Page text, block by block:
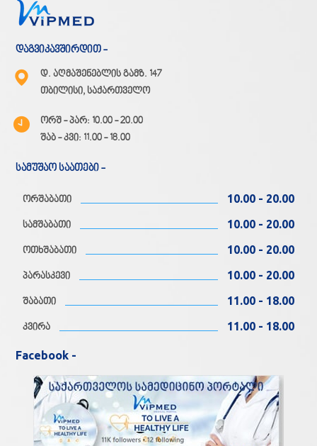
დაგვიკავშირდით -
დ. აღმაშენებლის გამზ. 147
თბილისი, საქართველო
ორშ - პარ: 10.00 - 20.00
შაბ - კვი: 11.00 - 18.00
სამუშაო საათები -
ორშაბათი 10.00 - 20.00
სამშაბათი 10.00 - 20.00
ოთხშაბათი 10.00 - 20.00
პარასკევი 10.00 - 20.00
შაბათი 11.00 - 18.00
კვირა 11.00 - 18.00
Facebook -